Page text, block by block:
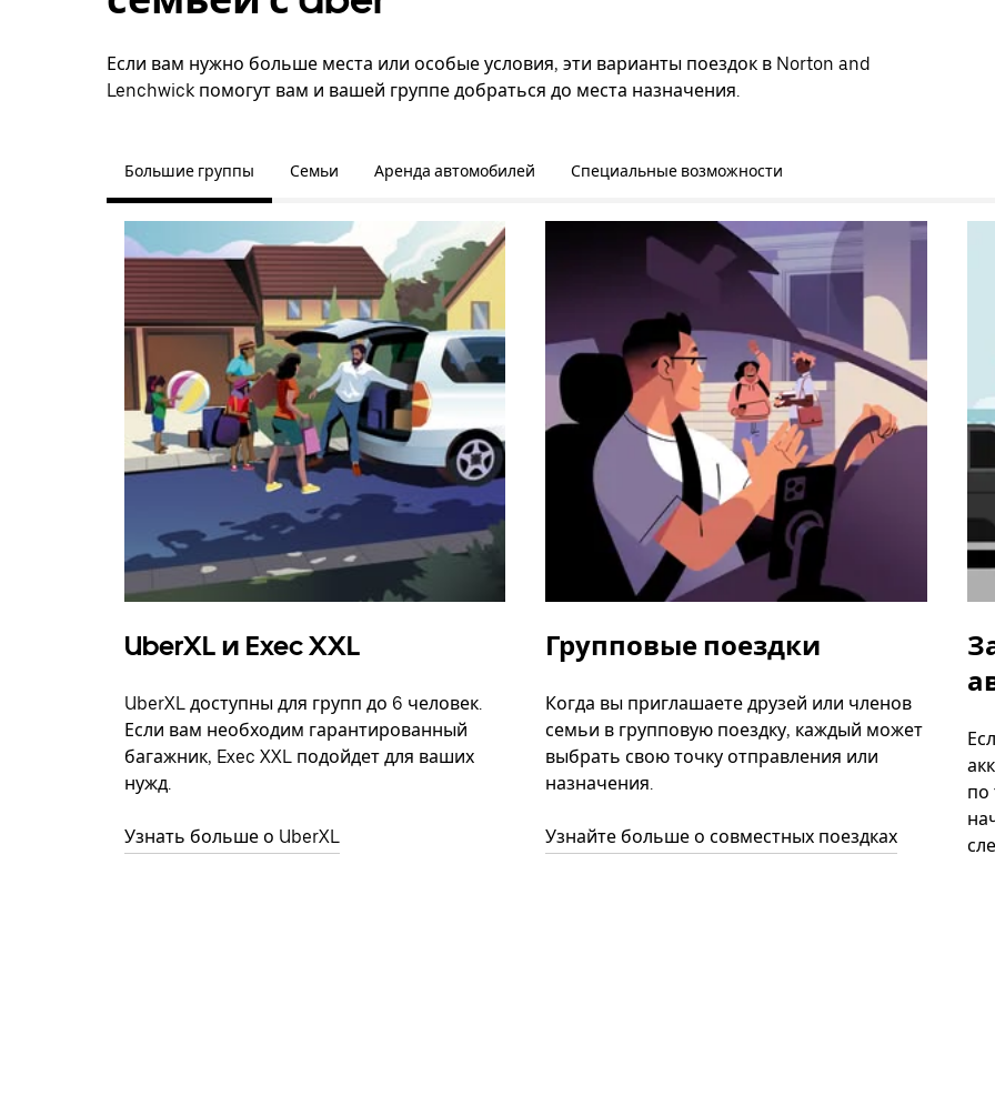
Если вам нужно больше места или особые условия, эти варианты поездок в Norton and
Lenchwick помогут вам и вашей группе добраться до места назначения.
Большие группы Семьи Аренда автомобилей Специальные возможности
UberXL и Exec XXL
UberXL доступны для групп до 6 человек.
Если вам необходим гарантированный
багажник, Exec XXL подойдет для ваших
нужд.
Узнать больше о UberXL
Групповые поездки
Когда вы приглашаете друзей или членов
семьи в групповую поездку, каждый может
выбрать свою точку отправления или
назначения.
Узнайте больше о совместных поездках
по